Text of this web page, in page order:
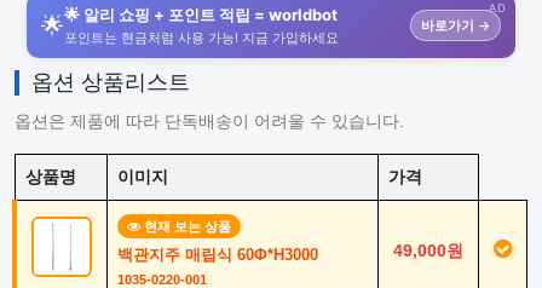
AD
🌟🌟 알리 쇼핑 + 포인트 적립 = worldbot
포인트는 현금처럼 사용 가능! 지금 가입하세요
바로가기 →
옵션 상품리스트
옵션은 제품에 따라 단독배송이 어려울 수 있습니다.
상품명 이미지 가격
현재 보는 상품
백관지주 매립식 60Φ*H3000
1035-0220-001
49,000원